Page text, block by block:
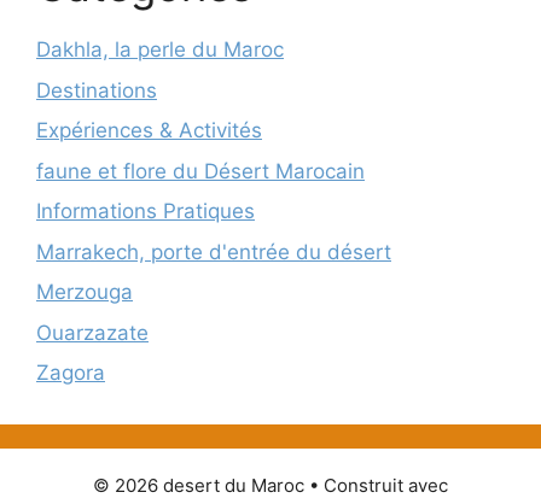
Dakhla, la perle du Maroc
Destinations
Expériences & Activités
faune et flore du Désert Marocain
Informations Pratiques
Marrakech, porte d'entrée du désert
Merzouga
Ouarzazate
Zagora
© 2026 desert du Maroc • Construit avec